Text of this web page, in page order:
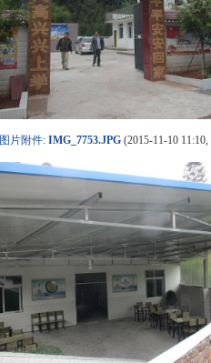
图片附件:IMG_7753.JPG (2015-11-10